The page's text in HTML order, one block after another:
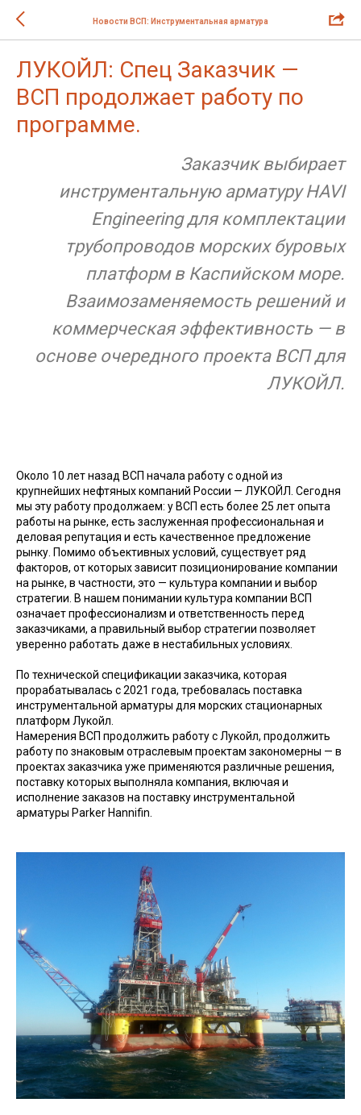
Новости ВСП: Инструментальная арматура
ЛУКОЙЛ: Спец Заказчик —
ВСП продолжает работу по
программе.
Заказчик выбирает
инструментальную арматуру HAVI
Engineering для комплектации
трубопроводов морских буровых
платформ в Каспийском море.
Взаимозаменяемость решений и
коммерческая эффективность — в
основе очередного проекта ВСП для
ЛУКОЙЛ.
Около 10 лет назад ВСП начала работу с одной из
крупнейших нефтяных компаний России — ЛУКОЙЛ. Сегодня
мы эту работу продолжаем: у ВСП есть более 25 лет опыта
работы на рынке, есть заслуженная профессиональная и
деловая репутация и есть качественное предложение
рынку. Помимо объективных условий, существует ряд
факторов, от которых зависит позиционирование компании
на рынке, в частности, это — культура компании и выбор
стратегии. В нашем понимании культура компании ВСП
означает профессионализм и ответственность перед
заказчиками, а правильный выбор стратегии позволяет
уверенно работать даже в нестабильных условиях.
По технической спецификации заказчика, которая
прорабатывалась с 2021 года, требовалась поставка
инструментальной арматуры для морских стационарных
платформ Лукойл.
Намерения ВСП продолжить работу с Лукойл, продолжить
работу по знаковым отраслевым проектам закономерны — в
проектах заказчика уже применяются различные решения,
поставку которых выполняла компания, включая и
исполнение заказов на поставку инструментальной
арматуры Parker Hannifin.